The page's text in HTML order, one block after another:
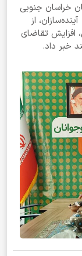
خراسان جنوبی
از
افزایش تقاضای
خبر داد.